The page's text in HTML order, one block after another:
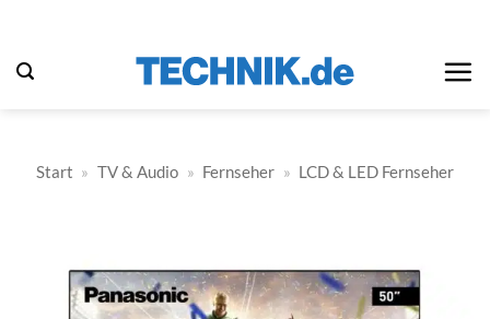
springen
Start » TV & Audio » Fernseher » LCD & LED Fernseher